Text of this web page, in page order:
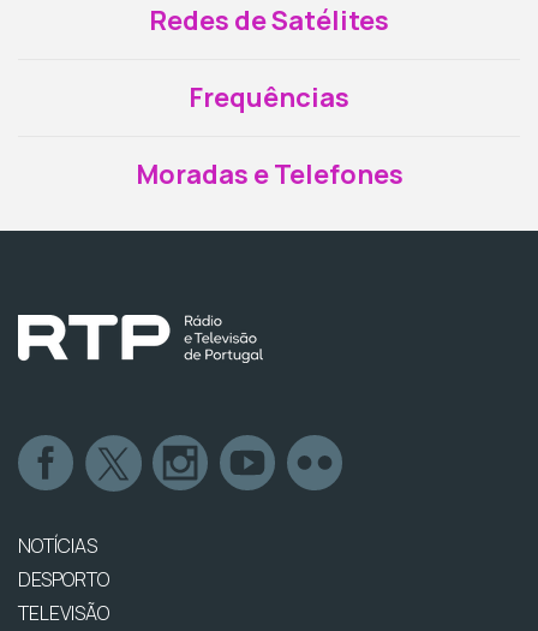
Redes de Satélites
Frequências
Moradas e Telefones
NOTÍCIAS
DESPORTO
TELEVISÃO